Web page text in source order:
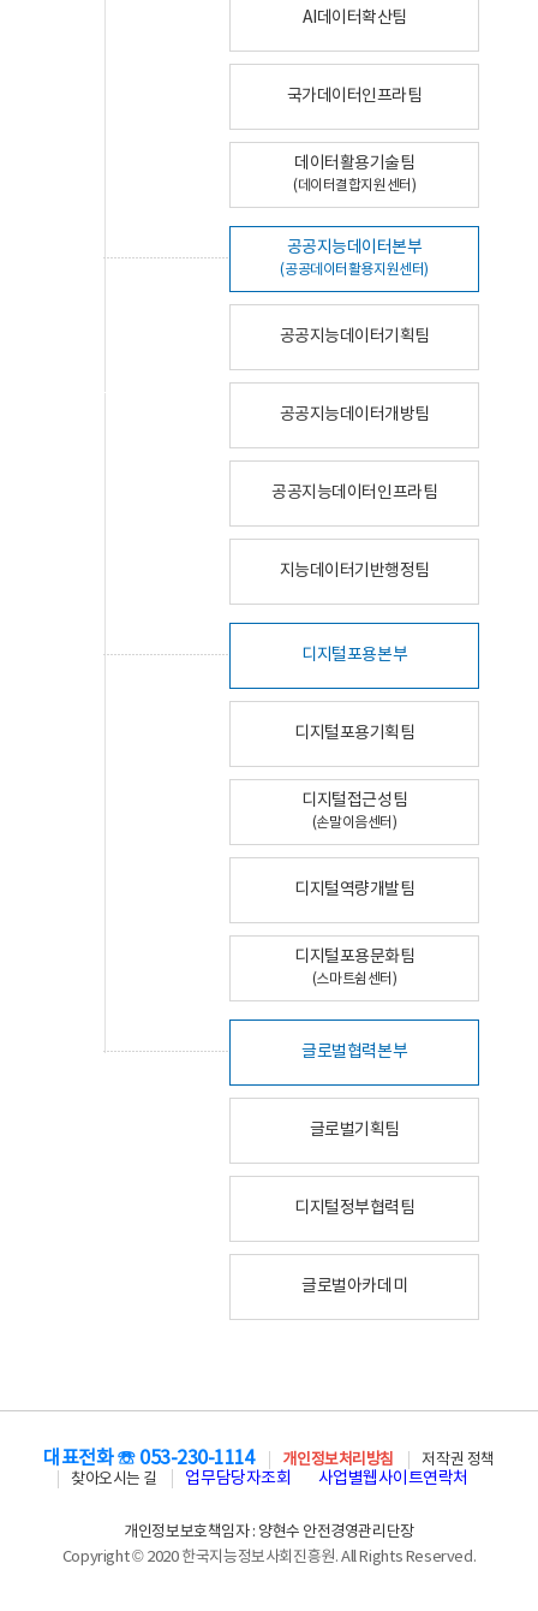
AI데이터확산팀
국가데이터인프라팀
데이터활용기술팀
(데이터결합지원센터)
공공지능데이터본부
(공공데이터활용지원센터)
공공지능데이터기획팀
공공지능데이터개방팀
공공지능데이터인프라팀
지능데이터기반행정팀
디지털포용본부
디지털포용기획팀
디지털접근성팀
(손말이음센터)
디지털역량개발팀
디지털포용문화팀
(스마트쉼센터)
글로벌협력본부
글로벌기획팀
디지털정부협력팀
글로벌아카데미
대표전화 ☏ 053-230-1114 개인정보처리방침
저작권 정책
찾아오시는 길
업무담당자조회 사업별웹사이트연락처
개인정보보호책임자 : 양현수 안전경영관리단장
Copyright © 2020 한국지능정보사회진흥원. All Rights Reserved.